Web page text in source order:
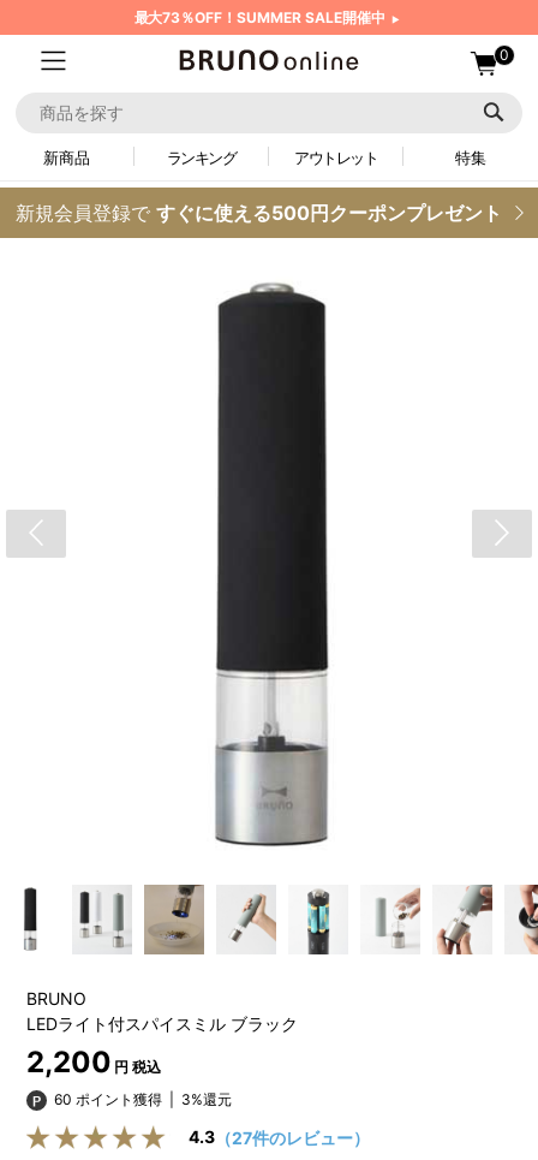
最大73％OFF！SUMMER SALE開催中
0
新商品 ランキング アウトレット 特集
新規会員登録で すぐに使える500円クーポンプレゼント
BRUNO
LEDライト付スパイスミル ブラック
2,200 円 税込
60 ポイント獲得
3%還元
4.3 （27件のレビュー）